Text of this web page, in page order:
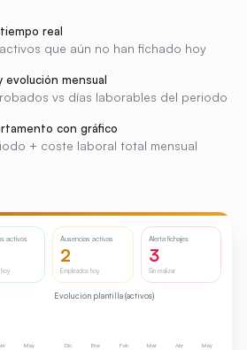
activos Ausencias activas
2
Empleados hoy
Alerta fichajes
3
Sin realizar
May
Evolución plantilla (activos)
Dic Ene Feb Mar Abr May
real
que aún no han fichado hoy
evolución mensual
vs días laborables del periodo
con gráfico
+ coste laboral total mensual